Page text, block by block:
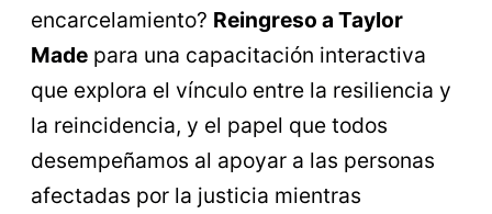
encarcelamiento? Reingreso a Taylor
Made para una capacitación interactiva
que explora el vínculo entre la resiliencia y
la reincidencia, y el papel que todos
desempeñamos al apoyar a las personas
afectadas por la justicia mientras